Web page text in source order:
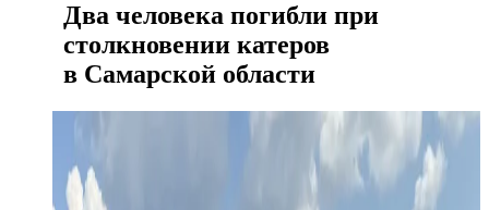
Два человека погибли при
столкновении катеров
в Самарской области